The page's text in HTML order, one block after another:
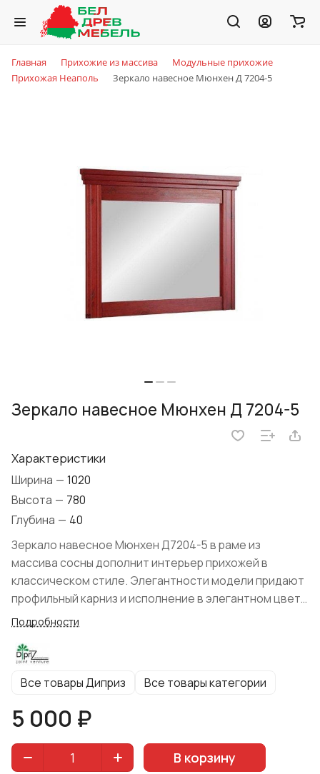
Главная Прихожие из массива
Модульные прихожие
Прихожая Неаполь
Зеркало навесное Мюнхен Д 7204-5
Зеркало навесное Мюнхен Д 7204-5
Характеристики
Ширина — 1020
Высота — 780
Глубина — 40
Зеркало навесное Мюнхен Д7204-5 в раме из
массива сосны дополнит интерьер прихожей в
классическом стиле. Элегантности модели придают
профильный карниз и исполнение в элегантном цвете
"Красный бейц". При покрытии древесины
использовал экологически чистый лак на водной
и не имеющий запаха.
Подробности
Все товары Диприз Все товары категории
5 000 ₽
В корзину